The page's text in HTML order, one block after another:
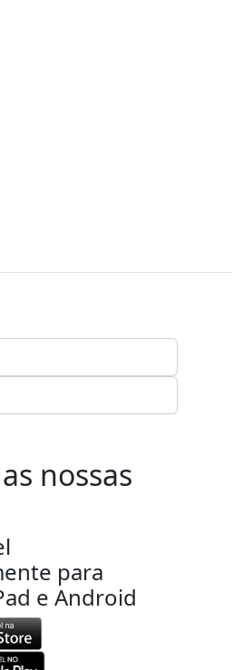
nossas
para
e Android